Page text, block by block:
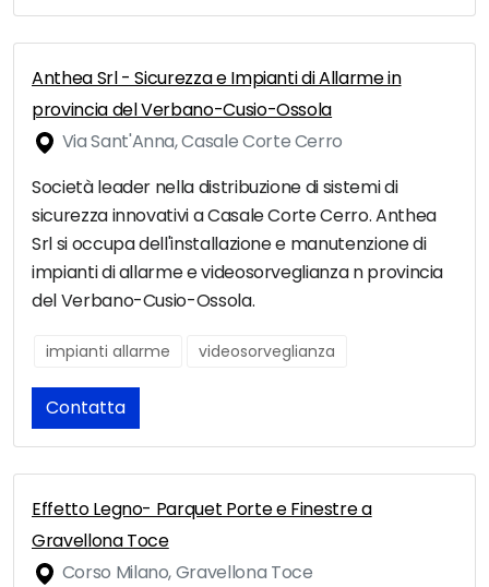
Anthea Srl - Sicurezza e Impianti di Allarme in
provincia del Verbano-Cusio-Ossola
Via Sant'Anna, Casale Corte Cerro
Società leader nella distribuzione di sistemi di
sicurezza innovativi a Casale Corte Cerro. Anthea
Srl si occupa dell'installazione e manutenzione di
impianti di allarme e videosorveglianza n provincia
del Verbano-Cusio-Ossola.
impianti allarme videosorveglianza
Contatta
Effetto Legno- Parquet Porte e Finestre a
Gravellona Toce
Corso Milano, Gravellona Toce